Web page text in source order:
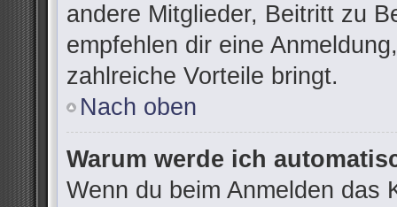
andere Mitglieder, Beitritt zu
empfehlen dir eine
zahlreiche Vorteile bringt.
Nach oben
Warum werde ich
Wenn du beim Anmelden das